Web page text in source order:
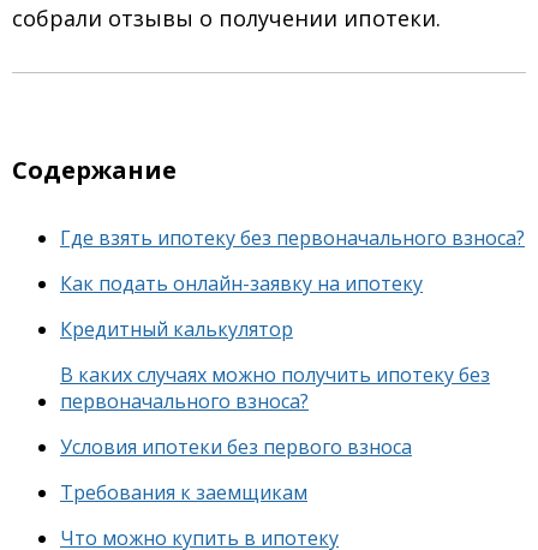
собрали отзывы о получении ипотеки.
Содержание
Где взять ипотеку без первоначального взноса?
Как подать онлайн-заявку на ипотеку
Кредитный калькулятор
В каких случаях можно получить ипотеку без
первоначального взноса?
Условия ипотеки без первого взноса
Требования к заемщикам
Что можно купить в ипотеку